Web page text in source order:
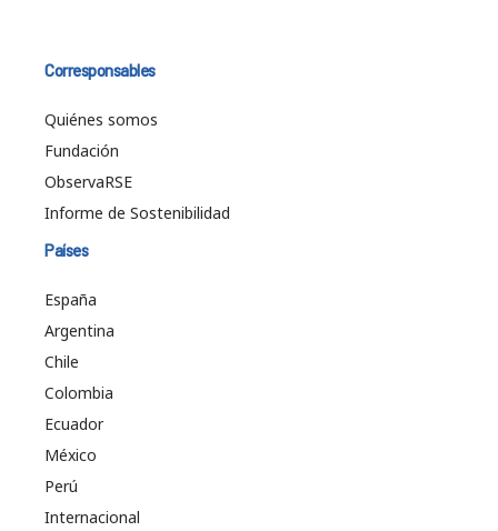
Corresponsables
Quiénes somos
Fundación
ObservaRSE
Informe de Sostenibilidad
Países
España
Argentina
Chile
Colombia
Ecuador
México
Perú
Internacional